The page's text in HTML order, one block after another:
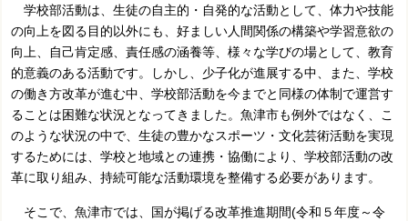
学校部活動は、生徒の自主的・自発的な活動として、体力や技能
の向上を図る目的以外にも、好ましい人間関係の構築や学習意欲の
向上、自己肯定感、責任感の涵養等、様々な学びの場として、教育
的意義のある活動です。しかし、少子化が進展する中、また、学校
の働き方改革が進む中、学校部活動を今までと同様の体制で運営す
ることは困難な状況となってきました。魚津市も例外ではなく、こ
のような状況の中で、生徒の豊かなスポーツ・文化芸術活動を実現
するためには、学校と地域との連携・協働により、学校部活動の改
革に取り組み、持続可能な活動環境を整備する必要があります。
そこで、魚津市では、国が掲げる改革推進期間(令和５年度～令